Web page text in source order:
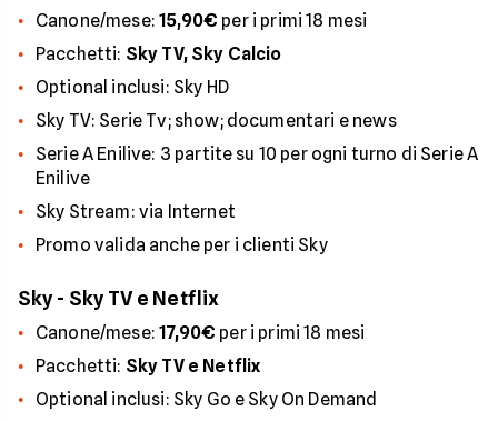
Canone/mese:15,90€ per i primi 18 mesi
Pacchetti: Sky TV, Sky Calcio
Optional inclusi: Sky HD
Sky TV: Serie Tv; show; documentari e news
Serie A Enilive: 3 partite su 10 per ogni turno di Serie A
Enilive
Sky Stream: via Internet
Promo valida anche per i clienti Sky
Sky - Sky TV e Netflix
Canone/mese:17,90€ per i primi 18 mesi
Pacchetti: Sky TV e Netflix
Optional inclusi: Sky Go e Sky On Demand